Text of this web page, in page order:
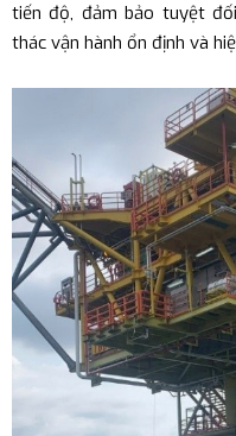
tiến độ, đảm bảo tuyệt
thác vận hành ổn định và